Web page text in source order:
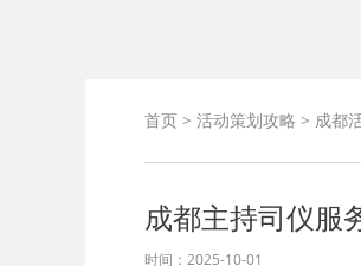
首页 > 活动策划攻略 > 成都
成都主持司仪服
时间：2025-10-01